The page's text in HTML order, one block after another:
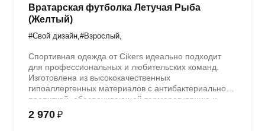
Вратарская футболка Летучая Рыба
(Желтый)
#Свой дизайн #Взрослый
Спортивная одежда от Cikers идеально подходит
для профессиональных и любительских команд.
Изготовлена из высококачественных
гипоаллергенных материалов с антибактериальной
пропиткой, обеспечивающей терморегуляцию и
быстрое влагоотведение. Одежда обладает
эластичностью в 5 направлениях и стильным
2 970 ₽